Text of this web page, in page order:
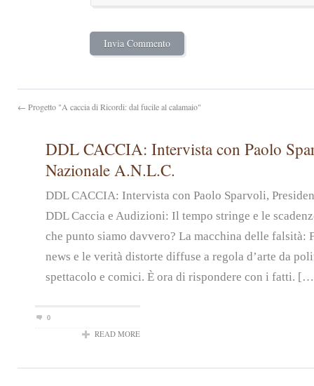
← Progetto "A caccia di Ricordi: dal fucile al calamaio"
DDL CACCIA: Intervista con Paolo
Nazionale A.N.L.C.
DDL CACCIA: Intervista con Paolo Sparvoli,
DDL Caccia e Audizioni: Il tempo stringe e le
che punto siamo davvero? La macchina delle falsità:
news e le verità distorte diffuse a regola d’arte da
spettacolo e comici. È ora di rispondere con i fatti.
0
READ MORE